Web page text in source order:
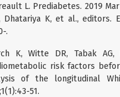
L. Prediabetes. 2019
Dhatariya K, et al., editors.
.
K, Witte DR, Tabak
risk factors
of the longitudinal
51.